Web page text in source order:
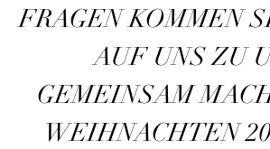
FRAGEN KOMMEN
AUF UNS ZU
GEMEINSAM
WEIHNACHTEN